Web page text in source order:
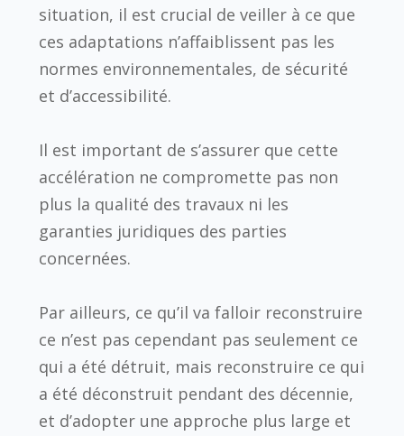
situation, il est crucial de veiller à ce que
ces adaptations n’affaiblissent pas les
normes environnementales, de sécurité
et d’accessibilité.
Il est important de s’assurer que cette
accélération ne compromette pas non
plus la qualité des travaux ni les
garanties juridiques des parties
concernées.
Par ailleurs, ce qu’il va falloir reconstruire
ce n’est pas cependant pas seulement ce
qui a été détruit, mais reconstruire ce qui
a été déconstruit pendant des décennie,
et d’adopter une approche plus large et